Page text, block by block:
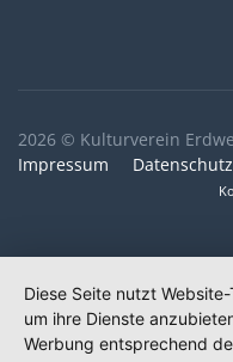
2026 © Kulturverein
Impressum
Diese Seite nutzt
um ihre Dienste
Werbung entsprechend